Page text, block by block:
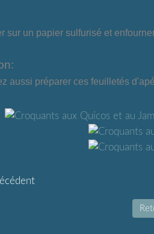
sur un papier sulfurisé et
aussi préparer ces feuilletés